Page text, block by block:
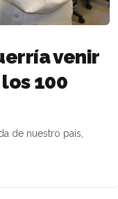
venir
100
de nuestro país,